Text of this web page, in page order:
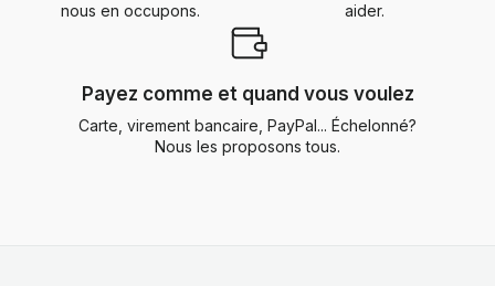
nous en occupons.
aider.
Payez comme et quand vous voulez
Carte, virement bancaire, PayPal... Échelonné?
Nous les proposons tous.